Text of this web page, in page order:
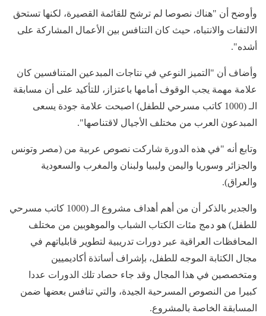
وأوضح أن "هناك نصوصا لم ترشح للقائمة القصيرة، لكنها تستحق
الالتفات والانتباه، حيث كان التنافس بين الأعمال المشاركة على
أشده".
وأضاف أن "التميز النوعي في نتاجات المبدعين المتنافسين كان
علامة مهمة يجب الوقوف أمامها باعتزاز، للتأكيد على أن مسابقة
الـ (1000 كاتب مسرحي للطفل) اصبحت علامة جودة يسعى
المبدعون العرب من مختلف الأجيال لاقتناصها".
وتابع أنه "في هذه الدورة شاركت نصوص عربية من (مصر وتونس
والجزائر وسوريا واليمن وليبيا ولبنان والمغرب والسعودية
والعراق).
والجدير بالذكر أن من أهم أهداف مشروع الـ (1000 كاتب مسرحي
للطفل) هو دمج مئات الكتاب الشباب والموهوبين من مختلف
المحافظات العراقية عبر دورات تدريبية لتطوير قابلياتهم في
مجال الكتابة الموجه للطفل، بإشراف أساتذة أكاديميين
ومتخصصين في هذا المجال وقد جاء حصاد تلك الدورات عددا
كبيرا من النصوص المسرحية الجيدة، والتي تنافس بعضها ضمن
المسابقة الخاصة بالمشروع.